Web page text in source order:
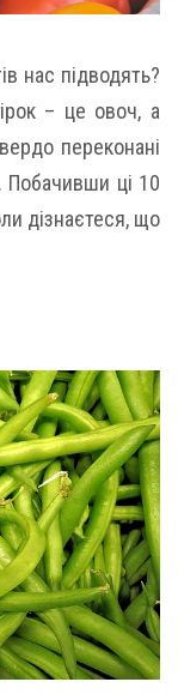
нас підводять?
– це овоч, а
переконані
Побачивши ці 10
дізнаєтеся, що